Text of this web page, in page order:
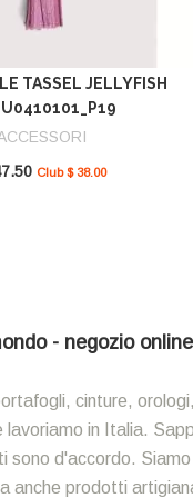
TASSEL JELLYFISH
Club $ 38.00
- negozio
cinture,
in Italia.
sono d'accordo.
prodotti